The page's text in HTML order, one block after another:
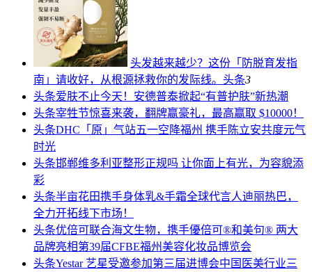
头发越来越少？这份「防脱育发指
南」请收好，从根源拯救你的发际线。 头条3
头条爱肤不止今天！安德普泰掀起“有普护肤”新热潮
头条宰牲节惊喜来袭，翻牌赢豪礼，最高赢取 $10000！
头条DHC「原」气站五一空降福州 携手陈立安共度元气
时光
头条邯郸维多利亚整形正规吗 让你面上有光，为容貌添
彩
头条半亩花田携手身体乳&手霜全球代言人迪丽热巴，
全力开拓线下市场！
头条优倍可联合海文生物，携手優倍可®和美句® 两大
品牌亮相第39届CFBE福州美容化妆品博览会
头条Yestar 艺星受邀参加第三届进博会中国医美行业三